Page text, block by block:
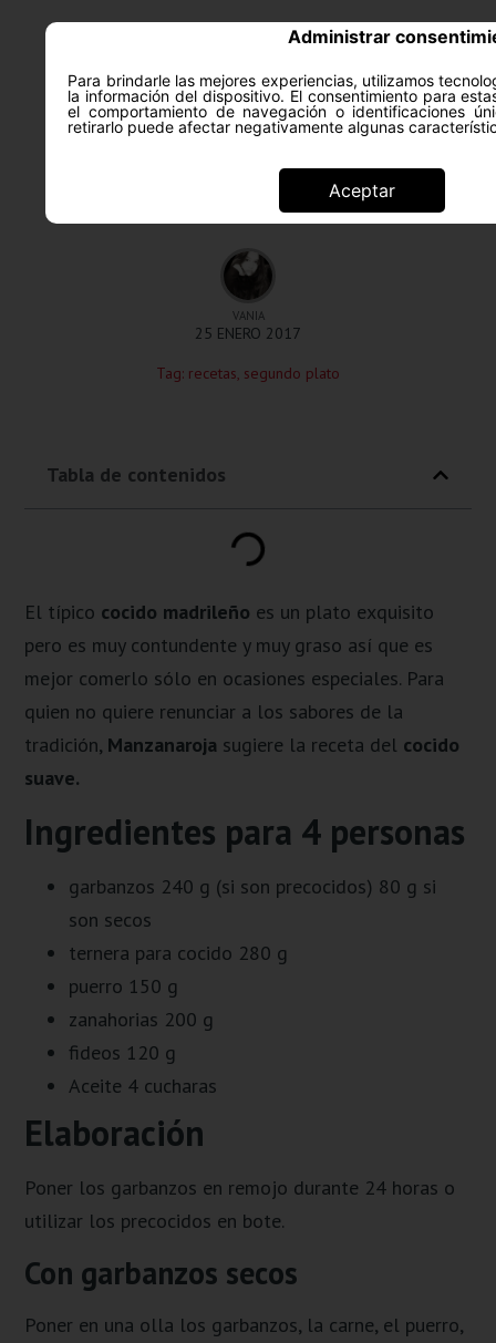
Administrar
Para brindarle las mejores experiencias, utilizamos
la información del dispositivo. El consentimiento para
el comportamiento de navegación o identificaciones
retirarlo puede afectar negativamente algunas
Aceptar
Cocido suave
VANIA
25 ENERO 2017
Tag: recetas segundo plato
Tabla de contenidos
El típico cocido madrileño es un plato exquisito
pero es muy contundente y muy graso así que es
mejor comerlo sólo en ocasiones especiales. Para
quien no quiere renunciar a los sabores de la
tradición, Manzanaroja sugiere la receta del cocido
suave.
Ingredientes para 4 personas
garbanzos 240 g (si son precocidos) 80 g si
son secos
ternera para cocido 280 g
puerro 150 g
zanahorias 200 g
fideos 120 g
Aceite 4 cucharas
Elaboración
Poner los garbanzos en remojo durante 24 horas o
utilizar los precocidos en bote.
Con garbanzos secos
Poner en una olla los garbanzos, la carne, el puerro,